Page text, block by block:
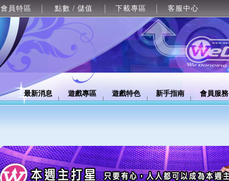
會員特區 點數 / 儲值 下載專區 客服中心
最新消息 遊戲專區 遊戲特色 新手指南 會員服務